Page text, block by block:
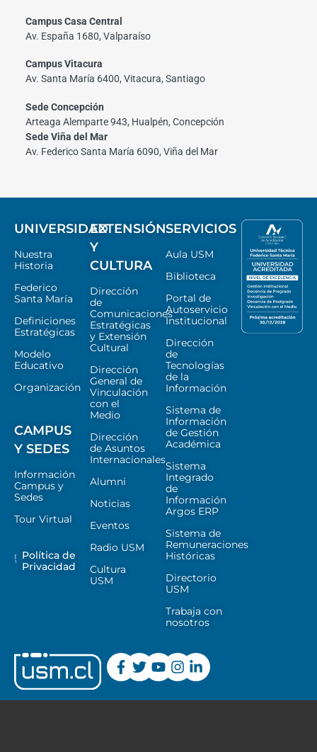
Campus Casa Central
Av. España 1680, Valparaíso
Campus Vitacura
Av. Santa María 6400, Vitacura, Santiago
Sede Concepción
Arteaga Alemparte 943, Hualpén, Concepción
Sede Viña del Mar
Av. Federico Santa María 6090, Viña del Mar
UNIVERSIDAD
Nuestra
Historia
Federico
Santa María
Definiciones
Estratégicas
Modelo
Educativo
Organización
CAMPUS
Y SEDES
Información
Campus y
Sedes
Tour Virtual
Política de
Privacidad
EXTENSIÓN
Y
CULTURA
Dirección
de
Comunicaciones
Estratégicas
y Extensión
Cultural
Dirección
General de
Vinculación
con el
Medio
Dirección
de Asuntos
Internacionales
Alumni
Noticias
Eventos
Radio USM
Cultura
USM
SERVICIOS
Aula USM
Biblioteca
Portal de
Autoservicio
Institucional
Dirección
de
Tecnologías
de la
Información
Sistema de
Información
de Gestión
Académica
Sistema
Integrado
de
Información
Argos ERP
Sistema de
Remuneraciones
Históricas
Directorio
USM
Trabaja con
nosotros